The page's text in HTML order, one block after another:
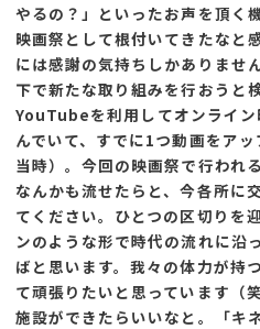
やるの？」といったお声を頂く
映画祭として根付いてきたなと
には感謝の気持ちしかありませ
下で新たな取り組みを行おうと
YouTubeを利用してオンライ
んでいて、すでに1つ動画をア
当時）。今回の映画祭で行われ
なんかも流せたらと、今各所に
てください。ひとつの区切りを
ンのような形で時代の流れに沿
ばと思います。我々の体力が持
て頑張りたいと思っています（
施設ができたらいいなと。「キ